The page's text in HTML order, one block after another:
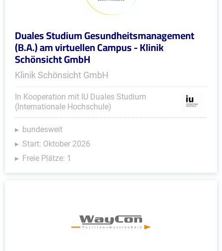
Duales Studium Gesundheitsmanagement
(B.A.) am virtuellen Campus - Klinik
Schönsicht GmbH
Klinik Schönsicht GmbH
In Kooperation mit IU Duales Studium
(Internationale Hochschule)
bundesweit
Start: Oktober 2026
Freie Plätze: 1